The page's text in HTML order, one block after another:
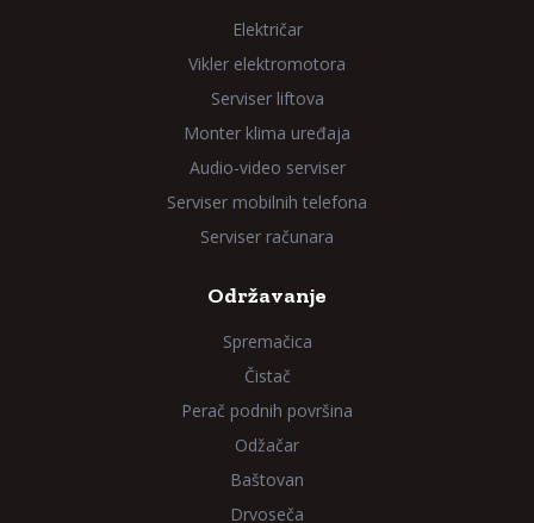
Električar
Vikler elektromotora
Serviser liftova
Monter klima uređaja
Audio-video serviser
Serviser mobilnih telefona
Serviser računara
Održavanje
Spremačica
Čistač
Perač podnih površina
Odžačar
Baštovan
Drvoseča